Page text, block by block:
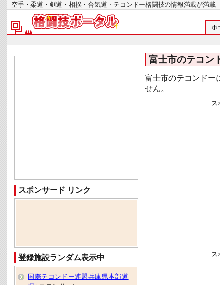
空手・柔道・剣道・相撲・合気道・テコンドー格闘技の情報満載が
ホ
富士市のテコン
富士市のテコンドー
せん。
ス
ス
スポンサード リンク
登録施設ランダム表示中
国際テコンドー連盟兵庫県本部道